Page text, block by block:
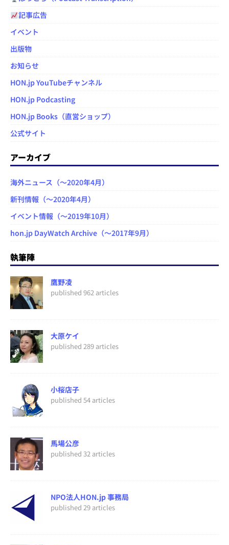
記事広告
イベント
出版物
お知らせ
HON.jp YouTubeチャンネル
HON.jp Podcasting
HON.jp Books（直営ショップ）
公式サイト
アーカイブ
海外ニュース（～2020年4月）
新刊情報（～2020年4月）
イベント情報（～2019年10月）
hon.jp DayWatch Archive（～2017年9月）
執筆陣
鷹野凌
published 962 articles
大原ケイ
published 289 articles
小桜店子
published 54 articles
馬場公彦
published 32 articles
NPO法人HON.jp 事務局
published 29 articles